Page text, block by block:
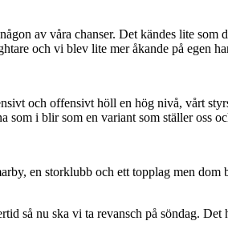
av våra chanser. Det kändes lite som
och vi blev lite mer åkande på egen
och offensivt höll en hög nivå, vårt
i blir som en variant som ställer oss
en storklubb och ett topplag men
så nu ska vi ta revansch på söndag.